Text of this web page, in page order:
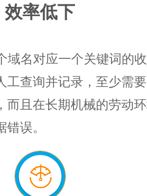
效率低下
域名对应一个关键词的
工查询并记录，至少需
而且在长期机械的劳动环
误。